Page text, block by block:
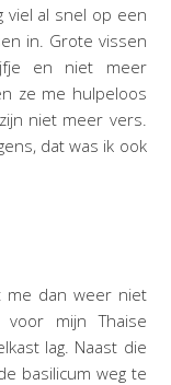
viel al snel op een
in. Grote vissen
en niet meer
ze me hulpeloos
niet meer vers.
dat was ik ook
me dan weer niet
mijn Thaise
lag. Naast die
basilicum weg te